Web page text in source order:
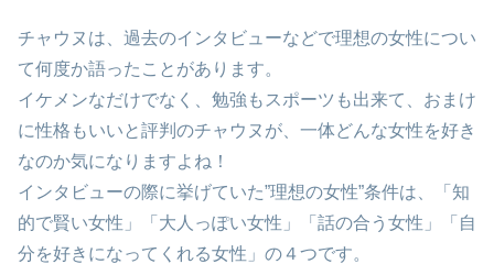
チャウヌは、過去のインタビューなどで理想の女性につい
て何度か語ったことがあります。
イケメンなだけでなく、勉強もスポーツも出来て、おまけ
に性格もいいと評判のチャウヌが、一体どんな女性を好き
なのか気になりますよね！
インタビューの際に挙げていた”理想の女性”条件は、「知
的で賢い女性」「大人っぽい女性」「話の合う女性」「自
分を好きになってくれる女性」の４つです。